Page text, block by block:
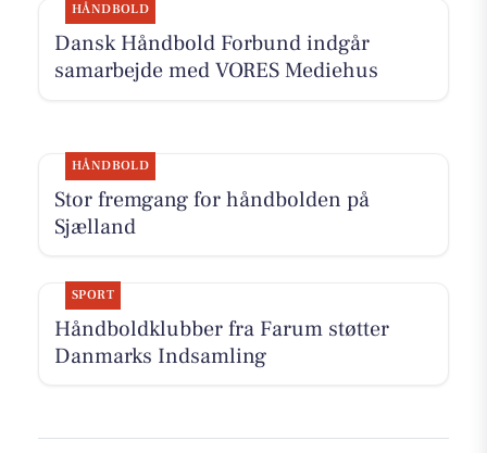
HÅNDBOLD
Dansk Håndbold Forbund indgår
samarbejde med VORES Mediehus
HÅNDBOLD
Stor fremgang for håndbolden på
Sjælland
SPORT
Håndboldklubber fra Farum støtter
Danmarks Indsamling